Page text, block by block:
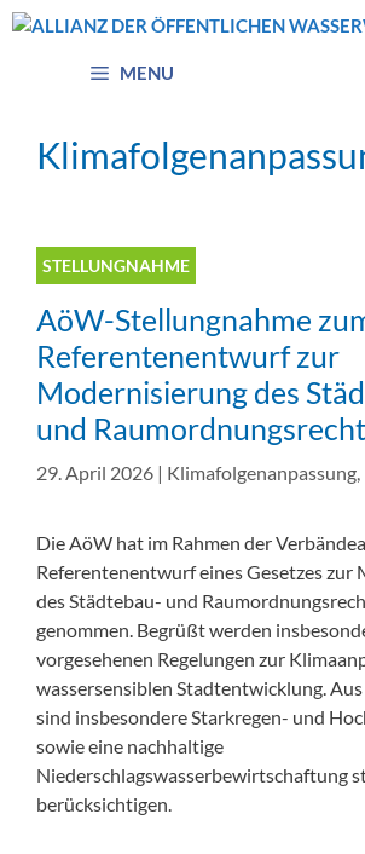
Zum
MENU
STELLUNGNAHME
AöW-Stellungnahme
Referentenentwurf zur
Modernisierung des
und
29. April 2026 | Klimafolgenanpassung,
Die AöW hat im Rahmen der
Referentenentwurf eines Gesetzes zur
des Städtebau- und
genommen. Begrüßt werden
vorgesehenen Regelungen zur
wassersensiblen Stadtentwicklung.
sind insbesondere Starkregen- und
sowie eine nachhaltige
Niederschlagswasserbewirtschaftung
berücksichtigen.